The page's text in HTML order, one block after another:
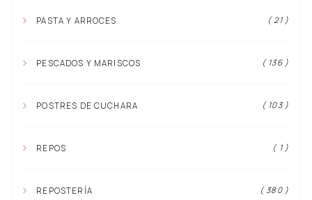
PASTA Y ARROCES ( 21 )
PESCADOS Y MARISCOS ( 136 )
POSTRES DE CUCHARA ( 103 )
REPOS ( 1 )
REPOSTERÍA ( 380 )